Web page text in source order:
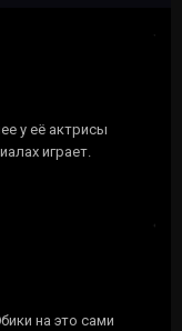
у её актрисы
играет.
на это сами